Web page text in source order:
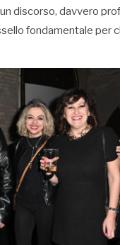
discorso, davvero
fondamentale per